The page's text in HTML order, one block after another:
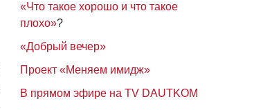
«Что такое хорошо и что такое
плохо»?
«Добрый вечер»
Проект «Меняем имидж»
В прямом эфире на TV DAUTKOM